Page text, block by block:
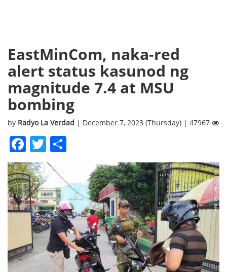
EastMinCom, naka-red
alert status kasunod ng
magnitude 7.4 at MSU
bombing
by Radyo La Verdad | December 7, 2023 (Thursday) | 47967
Facebook
Twitter